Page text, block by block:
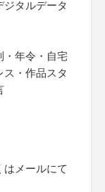
ジタルデータ
・年令・自宅
・作品スタ
メールにて